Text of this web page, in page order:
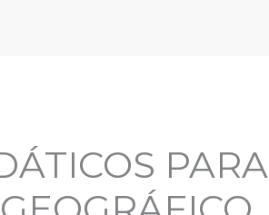
PARA